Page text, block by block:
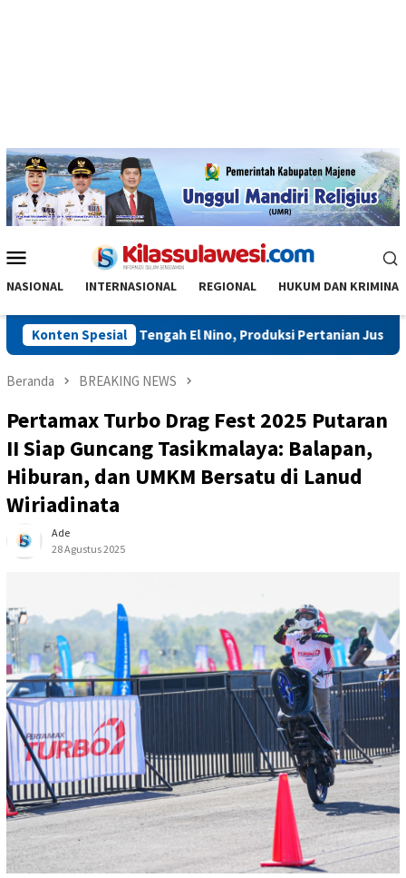
Mobile
NASIONAL INTERNASIONAL REGIONAL HUKUM DAN KRIMINAL
Konten Spesial
Raya di Tengah El Nino, Produksi Pertanian Justru Melonjak
Beranda BREAKING NEWS
Pertamax Turbo Drag Fest 2025 Putaran
II Siap Guncang Tasikmalaya: Balapan,
Hiburan, dan UMKM Bersatu di Lanud
Wiriadinata
Ade
28 Agustus 2025